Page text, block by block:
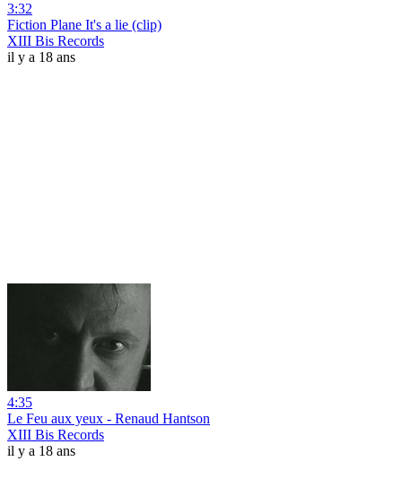
3:32
Fiction Plane It's a lie (clip)
XIII Bis Records
il y a 18 ans
4:35
Le Feu aux yeux - Renaud Hantson
XIII Bis Records
il y a 18 ans